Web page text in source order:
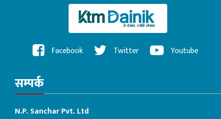
Facebook Twitter Youtube
सम्पर्क
N.P. Sanchar Pvt. Ltd